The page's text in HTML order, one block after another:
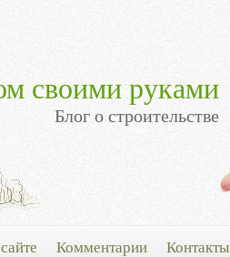
своими руками
Блог о строительстве
Комментарии Контакты